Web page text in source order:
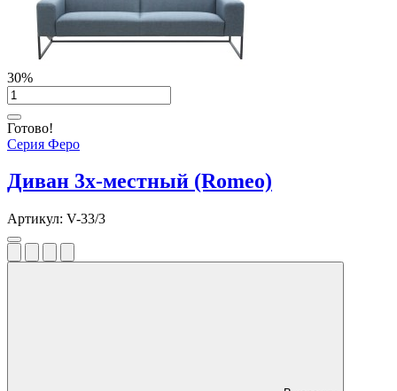
30%
Готово!
Серия Феро
Диван 3х-местный (Romeo)
Артикул: V-33/3